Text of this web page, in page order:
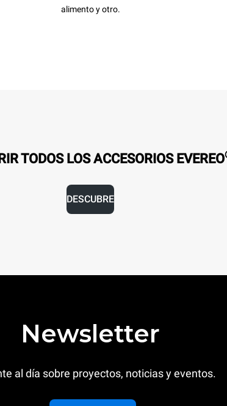
alimento y otro.
TODOS LOS ACCESORIOS EVEREO
DESCUBRE
Newsletter
al día sobre proyectos, noticias y eventos.